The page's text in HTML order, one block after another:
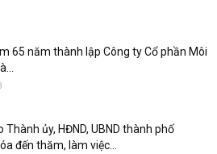
65 năm thành lập Công ty Cổ phần Môi
Thành ủy, HĐND, UBND thành phố
đến thăm, làm việc...